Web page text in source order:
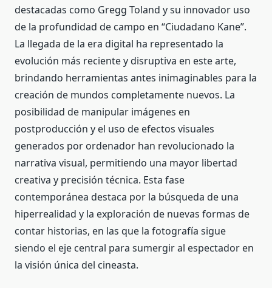
destacadas como Gregg Toland y su innovador uso
de la profundidad de campo en “Ciudadano Kane”.
La llegada de la era digital ha representado la
evolución más reciente y disruptiva en este arte,
brindando herramientas antes inimaginables para la
creación de mundos completamente nuevos. La
posibilidad de manipular imágenes en
postproducción y el uso de efectos visuales
generados por ordenador han revolucionado la
narrativa visual, permitiendo una mayor libertad
creativa y precisión técnica. Esta fase
contemporánea destaca por la búsqueda de una
hiperrealidad y la exploración de nuevas formas de
contar historias, en las que la fotografía sigue
siendo el eje central para sumergir al espectador en
la visión única del cineasta.